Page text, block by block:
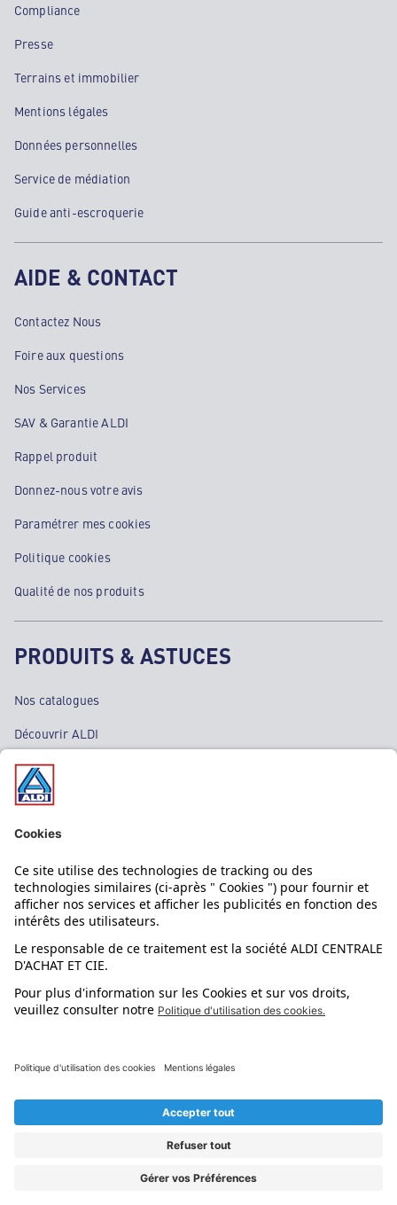
Compliance
Presse
Terrains et immobilier
Mentions légales
Données personnelles
Service de médiation
Guide anti-escroquerie
AIDE & CONTACT
Contactez Nous
Foire aux questions
Nos Services
SAV & Garantie ALDI
Rappel produit
Donnez-nous votre avis
Paramétrer mes cookies
Politique cookies
Qualité de nos produits
PRODUITS & ASTUCES
Nos catalogues
Découvrir ALDI
Nos bons plans
Nos rayons
Nos marques
Nos astuces
Évènements
L'application mobile